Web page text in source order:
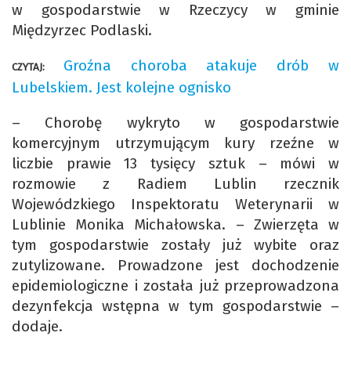
w gospodarstwie w Rzeczycy w gminie
Międzyrzec Podlaski.
CZYTAJ: Groźna choroba atakuje drób w
Lubelskiem. Jest kolejne ognisko
– Chorobę wykryto w gospodarstwie
komercyjnym utrzymującym kury rzeźne w
liczbie prawie 13 tysięcy sztuk – mówi w
rozmowie z Radiem Lublin rzecznik
Wojewódzkiego Inspektoratu Weterynarii w
Lublinie Monika Michałowska. – Zwierzęta w
tym gospodarstwie zostały już wybite oraz
zutylizowane. Prowadzone jest dochodzenie
epidemiologiczne i została już przeprowadzona
dezynfekcja wstępna w tym gospodarstwie –
dodaje.